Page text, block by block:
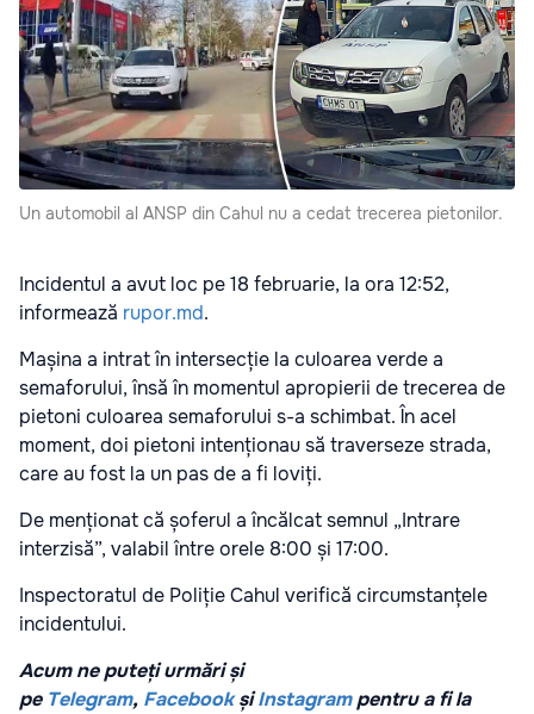
Un automobil al ANSP din Cahul nu a cedat trecerea pietonilor.
Incidentul a avut loc pe 18 februarie, la ora 12:52,
informează rupor.md.
Mașina a intrat în intersecție la culoarea verde a
semaforului, însă în momentul apropierii de trecerea de
pietoni culoarea semaforului s-a schimbat. În acel
moment, doi pietoni intenționau să traverseze strada,
care au fost la un pas de a fi loviți.
De menționat că șoferul a încălcat semnul „Intrare
interzisă”, valabil între orele 8:00 și 17:00.
Inspectoratul de Poliție Cahul verifică circumstanțele
incidentului.
Acum ne puteți urmări și
pe Telegram, Facebook șiInstagrampentru a fi la